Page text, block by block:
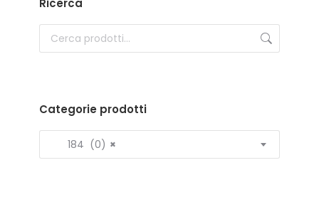
Ricerca
Categorie prodotti
×
184 (0)